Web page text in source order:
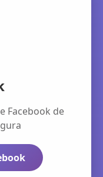
Facebook de